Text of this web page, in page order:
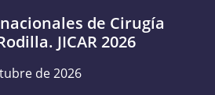
de Cirugía
JICAR 2026
de 2026